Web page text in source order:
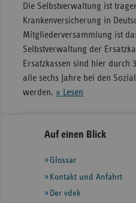
Die Selbstverwaltung ist
Krankenversicherung in
Mitgliederversammlung ist
Selbstverwaltung der
Ersatzkassen sind hier durch
alle sechs Jahre bei den
werden. » Lesen
Seitennavigation
Seitenleiste
weiteren
Informationen
Auf einen Blick
Glossar
Kontakt und Anfahrt
Der vdek